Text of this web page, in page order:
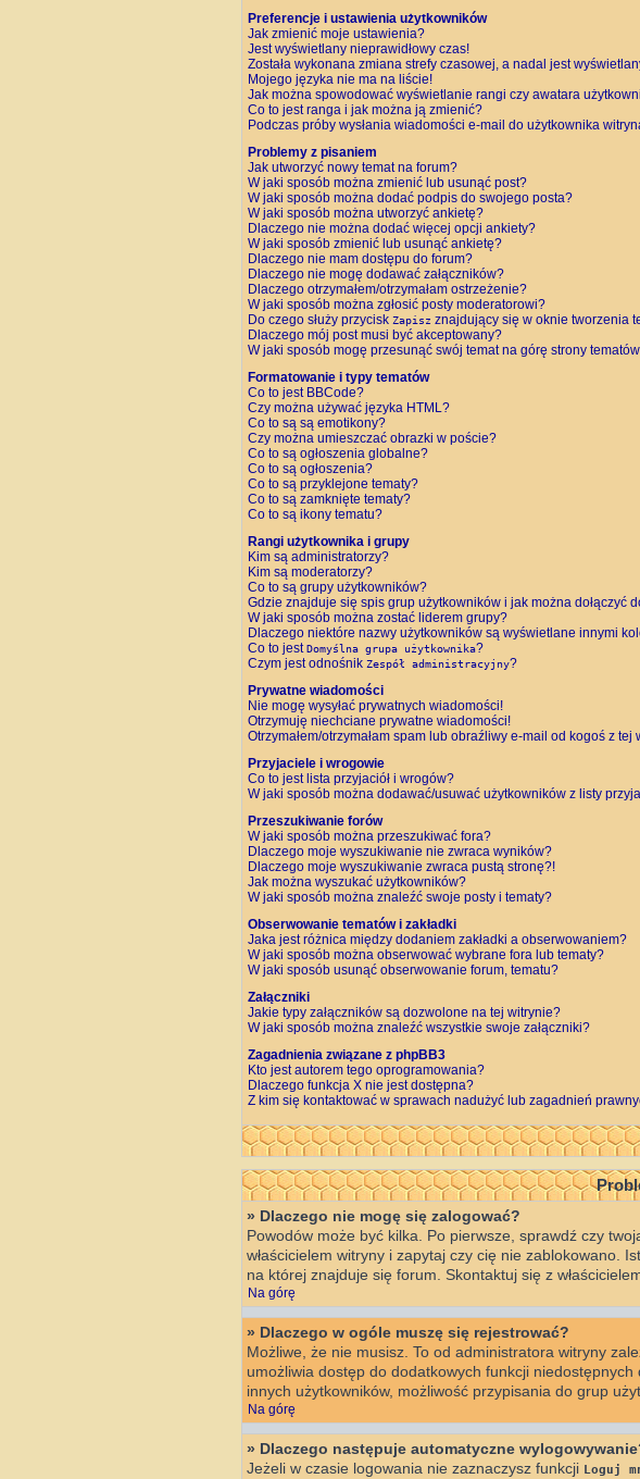
Preferencje i ustawienia użytkowników
Jak zmienić moje ustawienia?
Jest wyświetlany nieprawidłowy czas!
Została wykonana zmiana strefy czasowej, a nadal jest
Mojego języka nie ma na liście!
Jak można spowodować wyświetlanie rangi czy awatara
Co to jest ranga i jak można ją zmienić?
Podczas próby wysłania wiadomości e-mail do użytkownika
Problemy z pisaniem
Jak utworzyć nowy temat na forum?
W jaki sposób można zmienić lub usunąć post?
W jaki sposób można dodać podpis do swojego posta?
W jaki sposób można utworzyć ankietę?
Dlaczego nie można dodać więcej opcji ankiety?
W jaki sposób zmienić lub usunąć ankietę?
Dlaczego nie mam dostępu do forum?
Dlaczego nie mogę dodawać załączników?
Dlaczego otrzymałem/otrzymałam ostrzeżenie?
W jaki sposób można zgłosić posty moderatorowi?
Do czego służy przycisk Zapisz znajdujący się w oknie tworzenia
Dlaczego mój post musi być akceptowany?
W jaki sposób mogę przesunąć swój temat na górę strony
Formatowanie i typy tematów
Co to jest BBCode?
Czy można używać języka HTML?
Co to są są emotikony?
Czy można umieszczać obrazki w poście?
Co to są ogłoszenia globalne?
Co to są ogłoszenia?
Co to są przyklejone tematy?
Co to są zamknięte tematy?
Co to są ikony tematu?
Rangi użytkownika i grupy
Kim są administratorzy?
Kim są moderatorzy?
Co to są grupy użytkowników?
Gdzie znajduje się spis grup użytkowników i jak można dołączyć
W jaki sposób można zostać liderem grupy?
Dlaczego niektóre nazwy użytkowników są wyświetlane innymi
Co to jestDomyślna grupa użytkownika?
Czym jest odnośnik Zespół administracyjny?
Prywatne wiadomości
Nie mogę wysyłać prywatnych wiadomości!
Otrzymuję niechciane prywatne wiadomości!
Otrzymałem/otrzymałam spam lub obraźliwy e-mail od kogoś z tej
Przyjaciele i wrogowie
Co to jest lista przyjaciół i wrogów?
W jaki sposób można dodawać/usuwać użytkowników z listy
Przeszukiwanie forów
W jaki sposób można przeszukiwać fora?
Dlaczego moje wyszukiwanie nie zwraca wyników?
Dlaczego moje wyszukiwanie zwraca pustą stronę?!
Jak można wyszukać użytkowników?
W jaki sposób można znaleźć swoje posty i tematy?
Obserwowanie tematów i zakładki
Jaka jest różnica między dodaniem zakładki a obserwowaniem?
W jaki sposób można obserwować wybrane fora lub tematy?
W jaki sposób usunąć obserwowanie forum, tematu?
Załączniki
Jakie typy załączników są dozwolone na tej witrynie?
W jaki sposób można znaleźć wszystkie swoje załączniki?
Zagadnienia związane z phpBB3
Kto jest autorem tego oprogramowania?
Dlaczego funkcja X nie jest dostępna?
Z kim się kontaktować w sprawach nadużyć lub zagadnień
» Dlaczego nie mogę się zalogować?
Powodów może być kilka. Po pierwsze, sprawdź czy
właścicielem witryny i zapytaj czy cię nie zablokowano.
na której znajduje się forum. Skontaktuj się z
Na górę
» Dlaczego w ogóle muszę się rejestrować?
Możliwe, że nie musisz. To od administratora witryny
umożliwia dostęp do dodatkowych funkcji
innych użytkowników, możliwość przypisania do grup
Na górę
» Dlaczego następuje automatyczne
Jeżeli w czasie logowania nie zaznaczysz funkcji Loguj